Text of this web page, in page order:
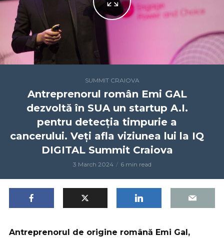
SUMMIT CRAIOVA
Antreprenorul român Emi GAL
dezvoltă în SUA un startup A.I.
pentru detecția timpurie a
cancerului. Veți afla viziunea lui la IQ
DIGITAL Summit Craiova
3 March 2024 6 min read
Antreprenorul de origine română Emi Gal,